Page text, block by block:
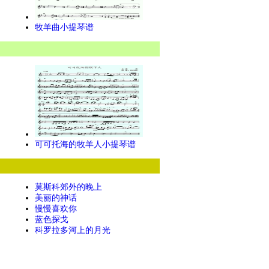
牧羊曲小提琴谱
可可托海的牧羊人小提琴谱
莫斯科郊外的晚上
美丽的神话
慢慢喜欢你
蓝色探戈
科罗拉多河上的月光